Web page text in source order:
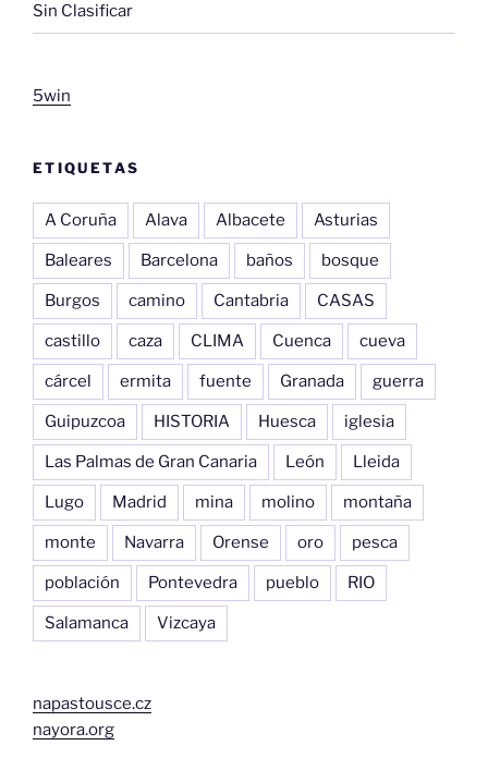
Sin Clasificar
5win
ETIQUETAS
A Coruña Alava Albacete Asturias
Baleares Barcelona baños bosque
Burgos camino Cantabria CASAS
castillo caza CLIMA Cuenca cueva
cárcel ermita fuente Granada guerra
Guipuzcoa HISTORIA Huesca iglesia
Las Palmas de Gran Canaria León Lleida
Lugo Madrid mina molino montaña
monte Navarra Orense oro pesca
población Pontevedra pueblo RIO
Salamanca Vizcaya
napastousce.cz
nayora.org